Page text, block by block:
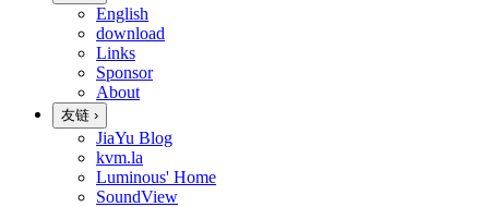
English
download
Links
Sponsor
About
友链 ›
JiaYu Blog
kvm.la
Luminous' Home
SoundView